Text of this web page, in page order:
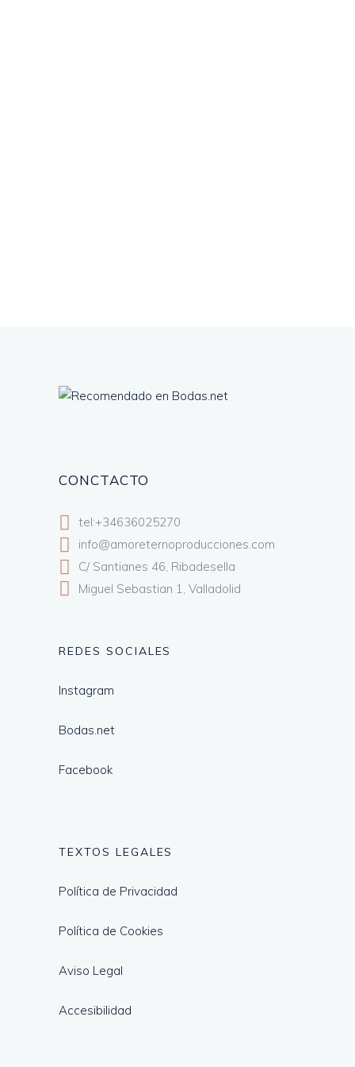
CONCTACTO
tel:+34636025270
info@amoreternoproducciones.com
C/ Santianes 46, Ribadesella
Miguel Sebastian 1, Valladolid
REDES SOCIALES
Instagram
Bodas.net
Facebook
TEXTOS LEGALES
Política de Privacidad
Política de Cookies
Aviso Legal
Accesibilidad